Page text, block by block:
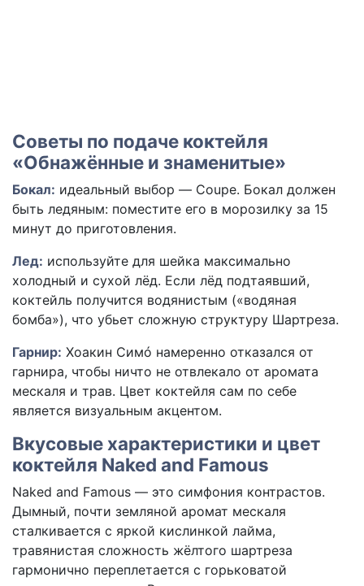
Советы по подаче коктейля
«Обнажённые и знаменитые»
Бокал: идеальный выбор — Coupe. Бокал должен
быть ледяным: поместите его в морозилку за 15
минут до приготовления.
Лед: используйте для шейка максимально
холодный и сухой лёд. Если лёд подтаявший,
коктейль получится водянистым («водяная
бомба»), что убьет сложную структуру Шартреза.
Гарнир: Хоакин Симó намеренно отказался от
гарнира, чтобы ничто не отвлекало от аромата
мескаля и трав. Цвет коктейля сам по себе
является визуальным акцентом.
Вкусовые характеристики и цвет
коктейля Naked and Famous
Naked and Famous — это симфония контрастов.
Дымный, почти земляной аромат мескаля
сталкивается с яркой кислинкой лайма,
травянистая сложность жёлтого шартреза
гармонично переплетается с горьковатой